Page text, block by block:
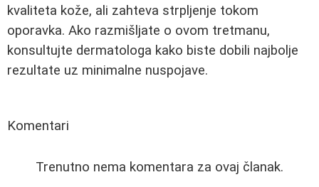
kvaliteta kože, ali zahteva strpljenje tokom
oporavka. Ako razmišljate o ovom tretmanu,
konsultujte dermatologa kako biste dobili najbolje
rezultate uz minimalne nuspojave.
Komentari
Trenutno nema komentara za ovaj članak.